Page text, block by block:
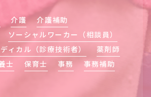
介護
介護補助
ソーシャルワーカー（相談員）
ィカル（診療技術者）
薬剤師
士
保育士 事務
事務補助